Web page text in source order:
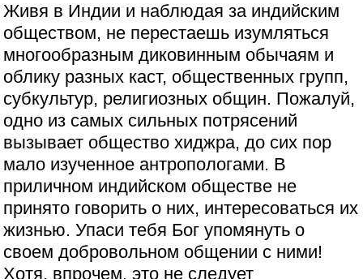
Живя в Индии и наблюдая за индийским
обществом, не перестаешь изумляться
многообразным диковинным обычаям и
облику разных каст, общественных групп,
субкультур, религиозных общин. Пожалуй,
одно из самых сильных потрясений
вызывает общество хиджра, до сих пор
мало изученное антропологами. В
приличном индийском обществе не
принято говорить о них, интересоваться их
жизнью. Упаси тебя Бог упомянуть о
своем добровольном общении с ними!
Хотя, впрочем, это не следует